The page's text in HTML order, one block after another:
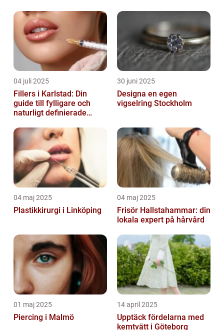
04 juli 2025
Fillers i Karlstad: Din
guide till fylligare och
naturligt definierade
30 juni 2025
Designa en egen
vigselring Stockholm
04 maj 2025
Plastikkirurgi i Linköping
04 maj 2025
Frisör Hallstahammar: din
lokala expert på hårvård
01 maj 2025
Piercing i Malmö
14 april 2025
Upptäck fördelarna med
kemtvätt i Göteborg